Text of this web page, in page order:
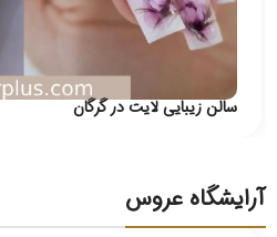
سالن زیبایی لایت در گرگان
آرایشگاه عروس